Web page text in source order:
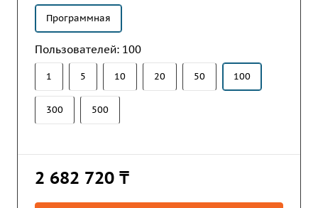
Программная
Пользователей: 100
1 5 10 20 50 100
300 500
2 682 720 ₸